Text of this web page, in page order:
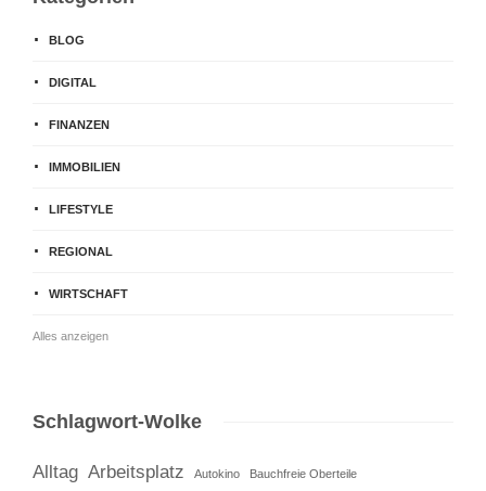
BLOG
DIGITAL
FINANZEN
IMMOBILIEN
LIFESTYLE
REGIONAL
WIRTSCHAFT
Alles anzeigen
Schlagwort-Wolke
Alltag Arbeitsplatz Autokino Bauchfreie Oberteile